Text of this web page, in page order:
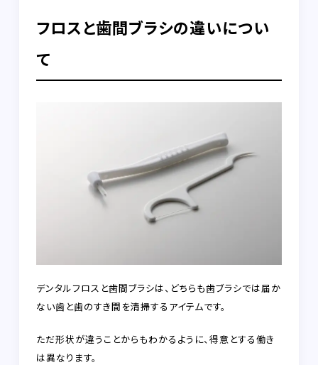
フロスと歯間ブラシの違いについ
て
デンタルフロスと歯間ブラシは、どちらも歯ブラシでは届か
ない歯と歯のすき間を清掃するアイテムです。
ただ形状が違うことからもわかるように、得意とする働き
は異なります。